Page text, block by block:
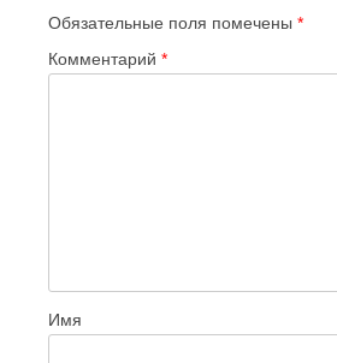
Обязательные поля помечены *
Комментарий *
Имя